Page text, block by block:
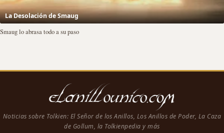
La Desolación de Smaug
Smaug lo abrasa todo a su paso
Noticias sobre Tolkien: El Señor de los Anillos, Los Anillos de Poder, La Caza
de Gollum, la Tolkienpedia y más